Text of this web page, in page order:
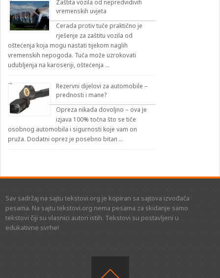
Zaštita vozila od nepredvidivih
vremenskih uvjeta
Cerada protiv tuče praktično je
rješenje za zaštitu vozila od
oštećenja koja mogu nastati tijekom naglih
vremenskih nepogoda. Tuča može uzrokovati
udubljenja na karoseriji, oštećenja …
Rezervni dijelovi za automobile –
prednosti i mane?
Opreza nikada dovoljno – ova je
izjava 100% točna što se tiče
osobnog automobila i sigurnosti koje vam on
pruža. Dodatni oprez je posebno bitan …
Sav sadržaj na sajtu tekstovi.org je kopiran sa sajtova izvođača
pesama. Na sajtu tekstovi.org nema pesama za skidanje samo
tekstovi čiji su vlasnici autori istih. Tekstovi su postavljeni u
edukativne svrhe!